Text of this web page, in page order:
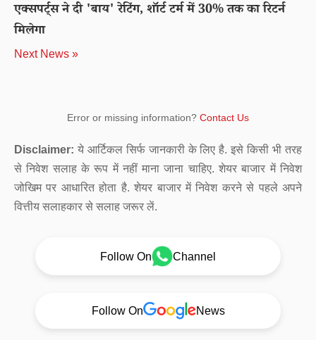
एक्सपर्ट्स ने दी 'बाय' रेटिंग, शॉर्ट टर्म में 30% तक का रिटर्न
मिलेगा
Next News »
Error or missing information? Contact Us
Disclaimer: ये आर्टिकल सिर्फ जानकारी के लिए है. इसे किसी भी तरह
से निवेश सलाह के रूप में नहीं माना जाना चाहिए. शेयर बाजार में निवेश
जोखिम पर आधारित होता है. शेयर बाजार में निवेश करने से पहले अपने
वित्तीय सलाहकार से सलाह जरूर लें.
Follow On Channel
Follow On News